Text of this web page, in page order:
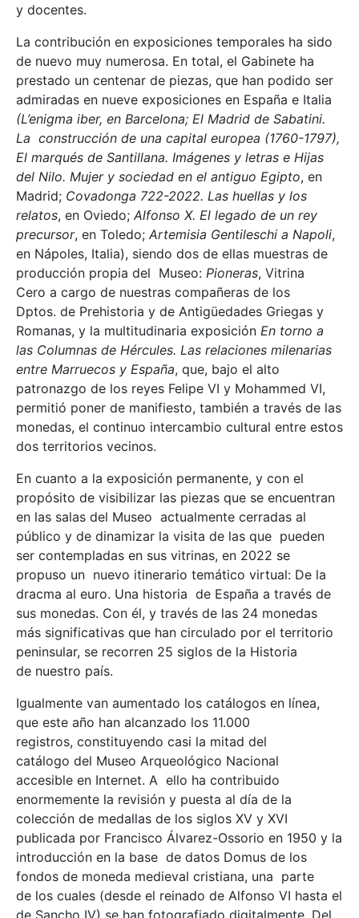
y docentes.
La contribución en exposiciones temporales ha sido
de nuevo muy numerosa. En total, el Gabinete ha
prestado un centenar de piezas, que han podido ser
admiradas en nueve exposiciones en España e Italia
(L’enigma iber, en Barcelona; El Madrid de Sabatini.
La construcción de una capital europea (1760-1797),
El marqués de Santillana. Imágenes y letras e Hijas
del Nilo. Mujer y sociedad en el antiguo Egipto, en
Madrid; Covadonga 722-2022. Las huellas y los
relatos, en Oviedo; Alfonso X. El legado de un rey
precursor, en Toledo; Artemisia Gentileschi a Napoli,
en Nápoles, Italia), siendo dos de ellas muestras de
producción propia del Museo: Pioneras, Vitrina
Cero a cargo de nuestras compañeras de los
Dptos. de Prehistoria y de Antigüedades Griegas y
Romanas, y la multitudinaria exposición En torno a
las Columnas de Hércules. Las relaciones milenarias
entre Marruecos y España, que, bajo el alto
patronazgo de los reyes Felipe VI y Mohammed VI,
permitió poner de manifiesto, también a través de las
monedas, el continuo intercambio cultural entre estos
dos territorios vecinos.
En cuanto a la exposición permanente, y con el
propósito de visibilizar las piezas que se encuentran
en las salas del Museo actualmente cerradas al
público y de dinamizar la visita de las que pueden
ser contempladas en sus vitrinas, en 2022 se
propuso un nuevo itinerario temático virtual: De la
dracma al euro. Una historia de España a través de
sus monedas. Con él, y través de las 24 monedas
más significativas que han circulado por el territorio
peninsular, se recorren 25 siglos de la Historia
de nuestro país.
Igualmente van aumentado los catálogos en línea,
que este año han alcanzado los 11.000
registros, constituyendo casi la mitad del
catálogo del Museo Arqueológico Nacional
accesible en Internet. A ello ha contribuido
enormemente la revisión y puesta al día de la
colección de medallas de los siglos XV y XVI
publicada por Francisco Álvarez-Ossorio en 1950 y la
introducción en la base de datos Domus de los
fondos de moneda medieval cristiana, una parte
de los cuales (desde el reinado de Alfonso VI hasta el
de Sancho IV) se han fotografiado digitalmente. Del